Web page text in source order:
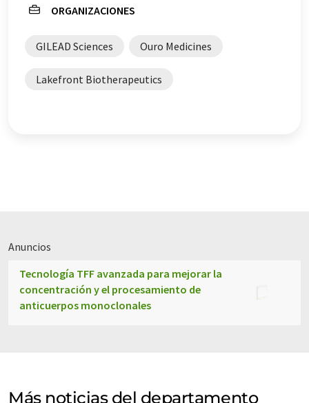
ORGANIZACIONES
GILEAD Sciences Ouro Medicines
Lakefront Biotherapeutics
Anuncios
Tecnología TFF avanzada para mejorar la
concentración y el procesamiento de
anticuerpos monoclonales
Más noticias del departamento